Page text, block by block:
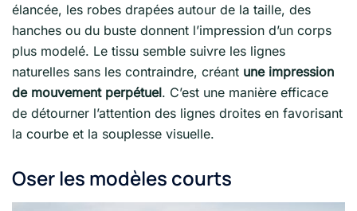
élancée, les robes drapées autour de la taille, des
hanches ou du buste donnent l’impression d’un corps
plus modelé. Le tissu semble suivre les lignes
naturelles sans les contraindre, créant une impression
de mouvement perpétuel. C’est une manière efficace
de détourner l’attention des lignes droites en favorisant
la courbe et la souplesse visuelle.
Oser les modèles courts